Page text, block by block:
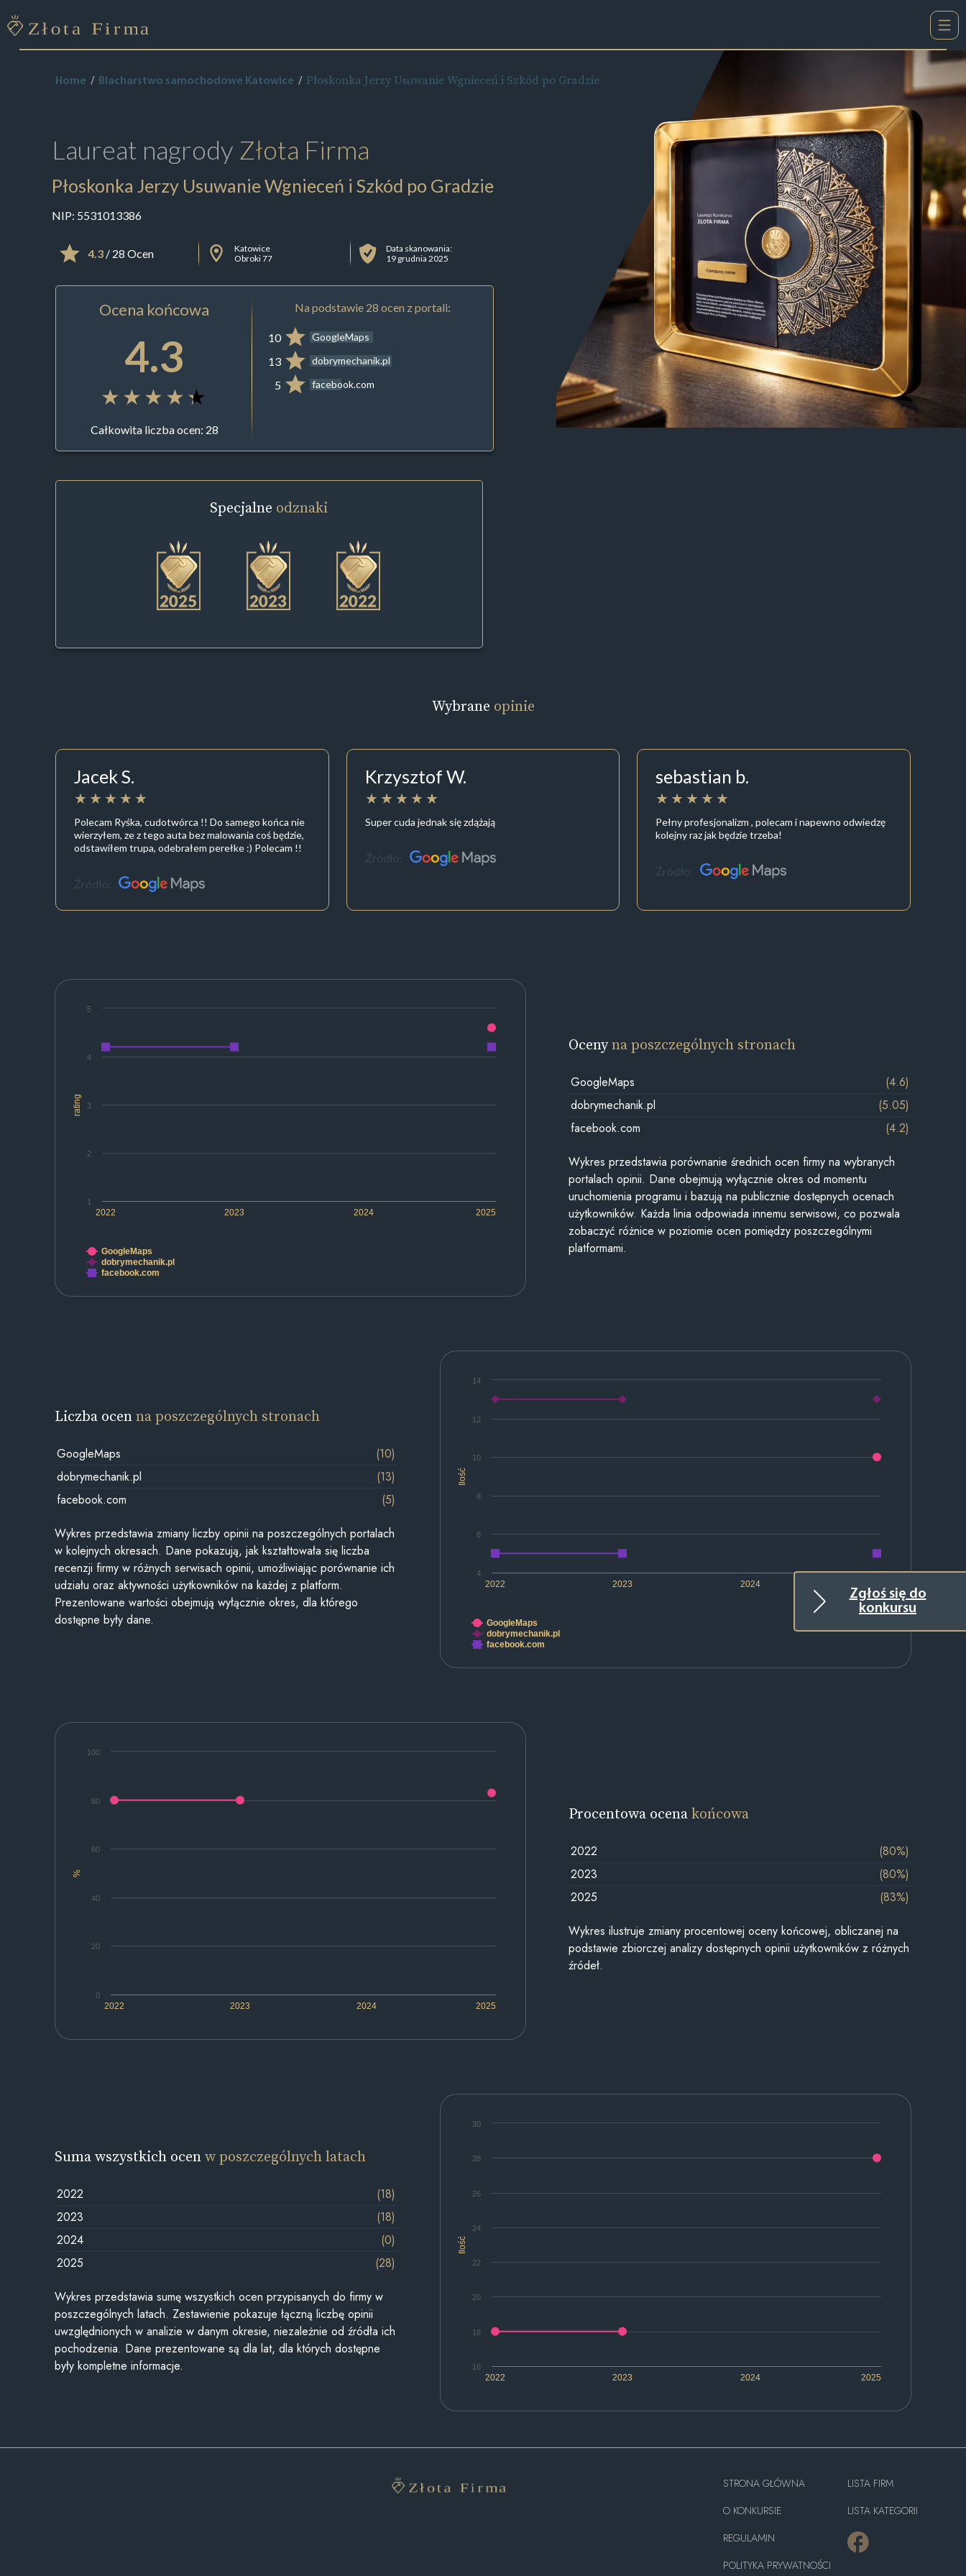
Zgłoś się do
konkursu
Home Blacharstwo samochodowe Katowice Płoskonka Jerzy Usuwanie Wgnieceń i Szkód po Gradzie
Laureat nagrody Złota Firma
Płoskonka Jerzy Usuwanie Wgnieceń i Szkód po Gradzie
NIP: 5531013386
4.3/ 28 Ocen
Katowice
Obroki 77
Data skanowania:
19 grudnia 2025
Ocena końcowa
4.3
Całkowita liczba ocen: 28
Na podstawie 28 ocen z portali:
10 GoogleMaps
13 dobrymechanik.pl
5 facebook.com
Specjalne odznaki
Wybrane opinie
Jacek S.
Polecam Ryśka, cudotwórca !! Do samego końca nie
wierzyłem, ze z tego auta bez malowania coś będzie,
odstawiłem trupa, odebrałem perełke :) Polecam !!
Źródło:
Krzysztof W.
Super cuda jednak się zdążają
Źródło:
sebastian b.
Pełny profesjonalizm , polecam i napewno odwiedzę
kolejny raz jak będzie trzeba!
Źródło:
rating
2022 2023 2024 2025
1
2
3
4
5
GoogleMaps
dobrymechanik.pl
facebook.com
Ocenyna poszczególnych stronach
GoogleMaps
(4.6)
dobrymechanik.pl
(5.05)
facebook.com
(4.2)
Wykres przedstawia porównanie średnich ocen firmy na wybranych
portalach opinii. Dane obejmują wyłącznie okres od momentu
uruchomienia programu i bazują na publicznie dostępnych ocenach
użytkowników. Każda linia odpowiada innemu serwisowi, co pozwala
zobaczyć różnice w poziomie ocen pomiędzy poszczególnymi
platformami.
Ilość
2022 2023 2024
4
6
8
10
12
14
GoogleMaps
dobrymechanik.pl
facebook.com
Liczba ocenna poszczególnych stronach
GoogleMaps
(10)
dobrymechanik.pl
(13)
facebook.com
(5)
Wykres przedstawia zmiany liczby opinii na poszczególnych portalach
w kolejnych okresach. Dane pokazują, jak kształtowała się liczba
recenzji firmy w różnych serwisach opinii, umożliwiając porównanie ich
udziału oraz aktywności użytkowników na każdej z platform.
Prezentowane wartości obejmują wyłącznie okres, dla którego
dostępne były dane.
%
2022 2023 2024 2025
0
20
40
60
80
100
Procentowa ocenakońcowa
2022
(80%)
2023
(80%)
2025
(83%)
Wykres ilustruje zmiany procentowej oceny końcowej, obliczanej na
podstawie zbiorczej analizy dostępnych opinii użytkowników z różnych
źródeł.
Ilość
2022 2023 2024 2025
16
18
20
22
24
26
28
30
Suma wszystkich ocenw poszczególnych latach
2022
(18)
2023
(18)
2024
(0)
2025
(28)
Wykres przedstawia sumę wszystkich ocen przypisanych do firmy w
poszczególnych latach. Zestawienie pokazuje łączną liczbę opinii
uwzględnionych w analizie w danym okresie, niezależnie od źródła ich
pochodzenia. Dane prezentowane są dla lat, dla których dostępne
były kompletne informacje.
STRONA GŁÓWNA
O KONKURSIE
REGULAMIN
POLITYKA PRYWATNOŚCI
LISTA FIRM
LISTA KATEGORII